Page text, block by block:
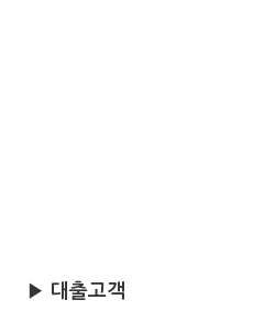
▶ 대출고객